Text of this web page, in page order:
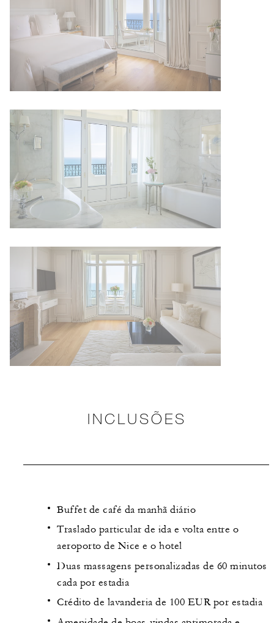
INCLUSÕES
Buffet de café da manhã diário
Traslado particular de ida e volta entre o
aeroporto de Nice e o hotel
Duas massagens personalizadas de 60 minutos
cada por estadia
Crédito de lavanderia de 100 EUR por estadia